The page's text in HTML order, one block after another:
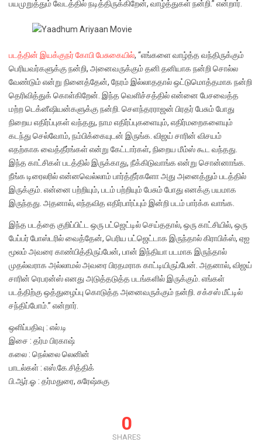
பயமுறுத்தும் வேடத்தில் நடித்திருக்கிறேன், வாழ்த்துகள் நன்றி.” என்றார்.
படத்தின் இயக்குநர் கோபி பேசுகையில், “எங்களை வாழ்த்த வந்திருக்கும்
பெரியவர்களுக்கு நன்றி, அனைவருக்கும் தனி தனியாக நன்றி சொல்ல
வேண்டும் என்று நினைத்தேன், நேரம் இல்லாததால் ஒட்டுமொத்தமாக நன்றி
தெரிவித்துக் கொள்கிறேன். இந்த வெளிச்சத்தில் என்னை பேசவைத்த
மற்ற டெக்னீஷியன்களுக்கு நன்றி. செளந்தரராஜன் பிரதர் பேசும் போது
நிறைய எதிர்ப்புகள் வந்தது, நாம எதிர்ப்புகளையும், எதிர்மறைகளையும்
கடந்து செல்வோம், நம்பிக்கையுடன் இருங்க. விஜய் சாரின் விசயம்
எதற்காக வைத்தீர்ங்கள் என்று கேட்டார்கள், நிறைய மீம்ஸ் கூட வந்தது.
இந்த காட்சிகள் படத்தில் இருக்காது, நீக்கிடுவாங்க என்று சொன்னாங்க.
நீங்க டிரைலரில் என்னவெல்லாம் பார்த்தீர்களோ அது அனைத்தும் படத்தில்
இருக்கும். என்னை பற்றியும், படம் பற்றியும் பேசும் போது எனக்கு பயமாக
இருந்தது. அதனால், எந்தவித எதிர்பார்ப்பும் இன்றி படம் பார்க்க வாங்க.
இந்த படத்தை குறிப்பிட்ட ஒரு பட்ஜெட்டில் செய்ததால், ஒரு காட்சியில், ஒரு
பேப்பர் போஸ்டரில் வைத்தேன், பெரிய பட்ஜெட்டாக இருந்தால் கிராபிக்ஸ், ஏஐ
மூலம் அவரை காண்பித்திருப்பேன், பான் இந்தியா படமாக இருந்தால்
முதல்வராக அல்லாமல் அவரை பிரதமராக காட்டியிருப்பேன். அதனால், விஜய்
சாரின் ரெபரன்ஸ் எனது அடுத்தடுத்த படங்களில் இருக்கும். எங்கள்
படத்திற்கு ஒத்துழைப்பு கொடுத்த அனைவருக்கும் நன்றி. சக்சஸ் மீட்டில்
சந்திப்போம்.” என்றார்.
ஒளிப்பதிவு : எல்.டி
இசை : தர்ம பிரகாஷ்
கலை : நெல்லை லெனின்
பாடல்கள் : எஸ்.கே.சித்திக்
பி.ஆர்.ஓ : தர்மதுரை, சுரேஷ்சுகு
0
SHARES